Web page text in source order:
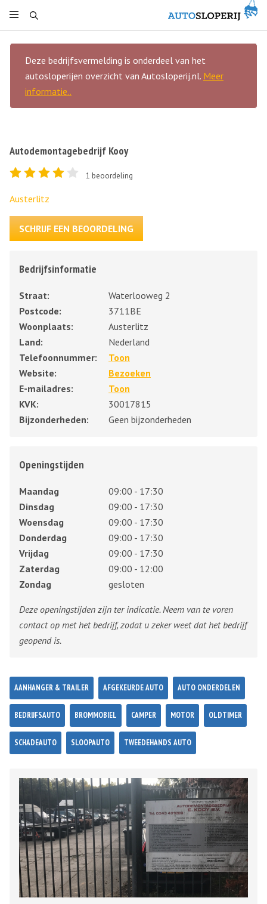
Deze bedrijfsvermelding is onderdeel van het
autosloperijen overzicht van Autosloperij.nl. Meer
informatie..
Autodemontagebedrijf Kooy
1 beoordeling
Austerlitz
SCHRIJF EEN BEOORDELING
Bedrijfsinformatie
Straat:
Waterlooweg 2
Postcode:
3711BE
Woonplaats:
Austerlitz
Land:
Nederland
Telefoonnummer:
Toon
Website:
Bezoeken
E-mailadres:
Toon
KVK:
30017815
Bijzonderheden:
Geen bijzonderheden
Openingstijden
Maandag
09:00 - 17:30
Dinsdag
09:00 - 17:30
Woensdag
09:00 - 17:30
Donderdag
09:00 - 17:30
Vrijdag
09:00 - 17:30
Zaterdag
09:00 - 12:00
Zondag
gesloten
Deze openingstijden zijn ter indicatie. Neem van te voren
contact op met het bedrijf, zodat u zeker weet dat het bedrijf
geopend is.
AANHANGER & TRAILER AFGEKEURDE AUTO AUTO ONDERDELEN
BEDRIJFSAUTO BROMMOBIEL CAMPER MOTOR OLDTIMER
SCHADEAUTO SLOOPAUTO TWEEDEHANDS AUTO